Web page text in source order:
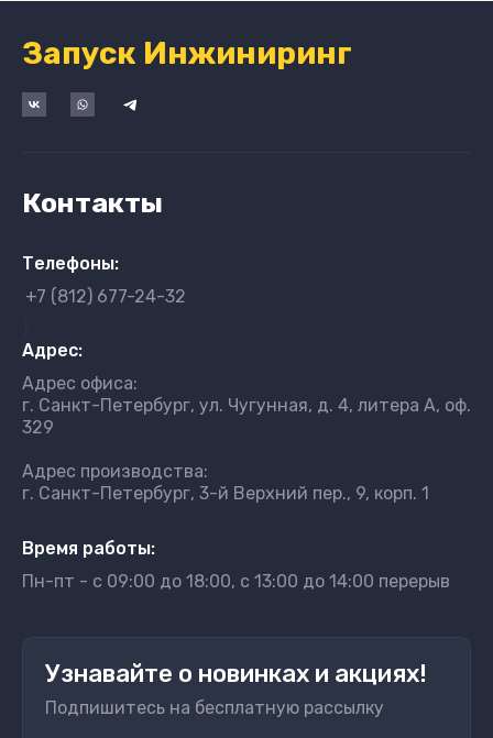
Запуск Инжиниринг
Контакты
Телефоны:
+7 (812) 677-24-32
Адрес:
Адрес офиса:
г. Санкт-Петербург, ул. Чугунная, д. 4, литера А, оф.
329
Адрес производства:
г. Санкт-Петербург, 3-й Верхний пер., 9, корп. 1
Время работы:
Пн-пт - с 09:00 до 18:00, с 13:00 до 14:00 перерыв
Узнавайте о новинках и акциях!
Подпишитесь на бесплатную рассылку